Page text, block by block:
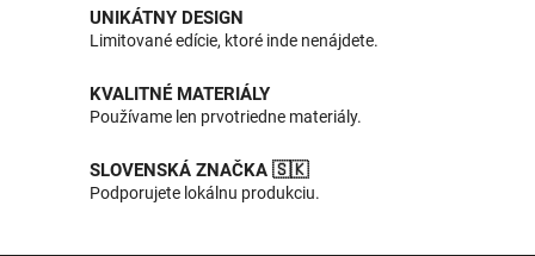
UNIKÁTNY DESIGN
Limitované edície, ktoré inde nenájdete.
KVALITNÉ MATERIÁLY
Používame len prvotriedne materiály.
SLOVENSKÁ ZNAČKA 🇸🇰
Podporujete lokálnu produkciu.